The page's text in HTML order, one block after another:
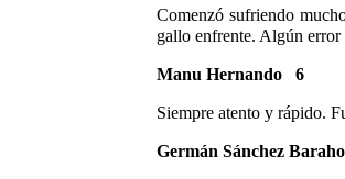
Comenzó sufriendo
gallo enfrente. Algún error
Manu Hernando 6
Siempre atento y rápido.
Germán Sánchez